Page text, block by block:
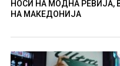
НОСИ НА МОДНА РЕВИЈА,
НА МАКЕДОНИЈА